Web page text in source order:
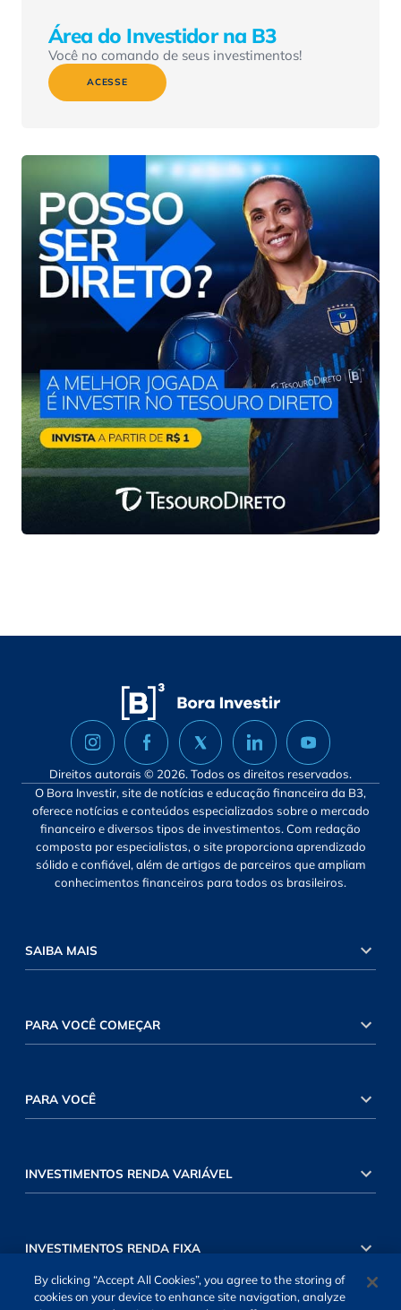
Área do Investidor na B3
Você no comando de seus investimentos!
ACESSE
Direitos autorais © 2026. Todos os direitos reservados.
O Bora Investir, site de notícias e educação financeira da B3,
oferece notícias e conteúdos especializados sobre o mercado
financeiro e diversos tipos de investimentos. Com redação
composta por especialistas, o site proporciona aprendizado
sólido e confiável, além de artigos de parceiros que ampliam
conhecimentos financeiros para todos os brasileiros.
SAIBA MAIS
PARA VOCÊ COMEÇAR
PARA VOCÊ
INVESTIMENTOS RENDA VARIÁVEL
INVESTIMENTOS RENDA FIXA
By clicking “Accept All Cookies”, you agree to the storing of
cookies on your device to enhance site navigation, analyze